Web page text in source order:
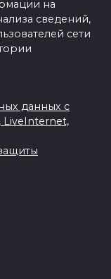
на
сведений,
сети
данных с
LiveInternet,